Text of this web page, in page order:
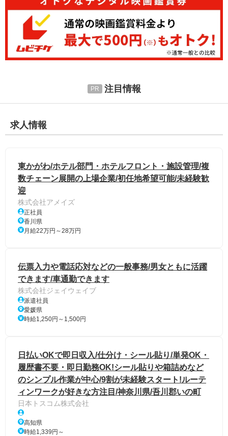
注目情報
求人情報
東かがわ/ホテル部門・ホテルフロント・施設管理/複
数チェーン展開の上場企業/初任地希望可能/未経験歓
迎
株式会社アメイズ
正社員
香川県
月給22万円～28万円
伝票入力や電話応対などの一般事務/男女ともに活躍
できます/車通勤できます
株式会社ジェイウェイブ
派遣社員
愛媛県
時給1,250円～1,500円
日払いOKで即日収入/仕分け・シール貼り/単発OK・
履歴書不要・即日勤務OK!シール貼りや箱詰めなど
のシンプル作業が中心/9割が未経験スタート!ルーテ
ィンワークが好きな方注目/神奈川県/吾川郡いの町
日本トスコム株式会社
高知県
時給1,339円～